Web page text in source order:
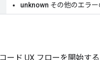
unknown その他のエラー
ード UX フローを開始す